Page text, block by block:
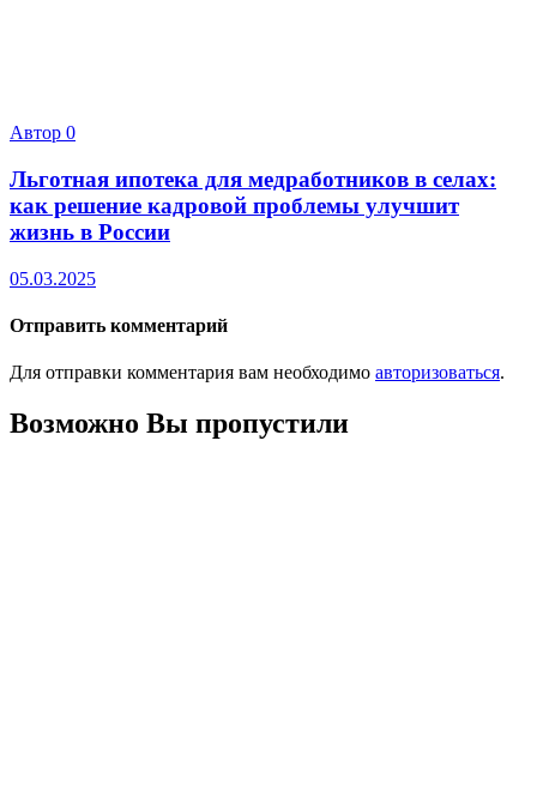
Автор 0
Льготная ипотека для медработников в селах:
как решение кадровой проблемы улучшит
жизнь в России
05.03.2025
Отправить комментарий
Для отправки комментария вам необходимо авторизоваться.
Возможно Вы пропустили